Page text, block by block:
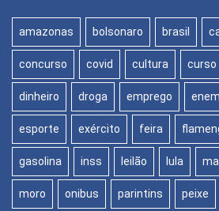
amazonas bolsonaro brasil
concurso covid cultura curso
dinheiro droga emprego enem
esporte exército feira
gasolina inss leilão lula
moro onibus parintins peixe